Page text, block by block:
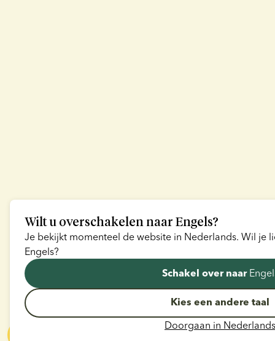
Wilt u overschakelen naar Engels?
Je bekijkt momenteel de website in Nederlands. Wil je
Engels?
Schakel over naar
Kies een andere taal
Doorgaan in Nederlands